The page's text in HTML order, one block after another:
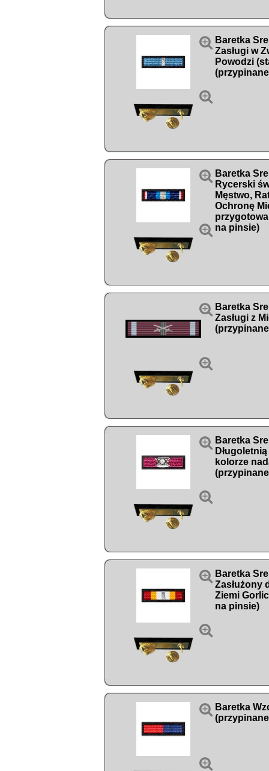


Baretka
Zasługi w
Powodzi


Baretka
Rycerski
Męstwo,
Ochronę
na pinsie)


Baretka
Zasługi z


Baretka
kolorze


Baretka
Zasłużony
Ziemi
na pinsie)


Baretka